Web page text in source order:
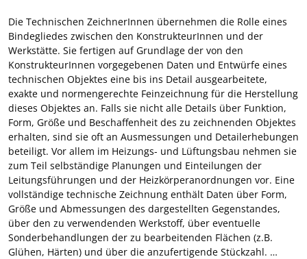
Die Technischen ZeichnerInnen übernehmen die Rolle eines
Bindegliedes zwischen den KonstrukteurInnen und der
Werkstätte. Sie fertigen auf Grundlage der von den
KonstrukteurInnen vorgegebenen Daten und Entwürfe eines
technischen Objektes eine bis ins Detail ausgearbeitete,
exakte und normengerechte Feinzeichnung für die Herstellung
dieses Objektes an. Falls sie nicht alle Details über Funktion,
Form, Größe und Beschaffenheit des zu zeichnenden Objektes
erhalten, sind sie oft an Ausmessungen und Detailerhebungen
beteiligt. Vor allem im Heizungs- und Lüftungsbau nehmen sie
zum Teil selbständige Planungen und Einteilungen der
Leitungsführungen und der Heizkörperanordnungen vor. Eine
vollständige technische Zeichnung enthält Daten über Form,
Größe und Abmessungen des dargestellten Gegenstandes,
über den zu verwendenden Werkstoff, über eventuelle
Sonderbehandlungen der zu bearbeitenden Flächen (z.B.
Glühen, Härten) und über die anzufertigende Stückzahl. …